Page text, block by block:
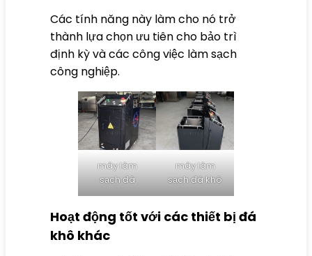
Các tính năng này làm cho nó trở
thành lựa chọn ưu tiên cho bảo trì
định kỳ và các công việc làm sạch
công nghiệp.
máy làm
sạch đá
máy làm
sạch đá khô
Hoạt động tốt với các thiết bị đá
khô khác